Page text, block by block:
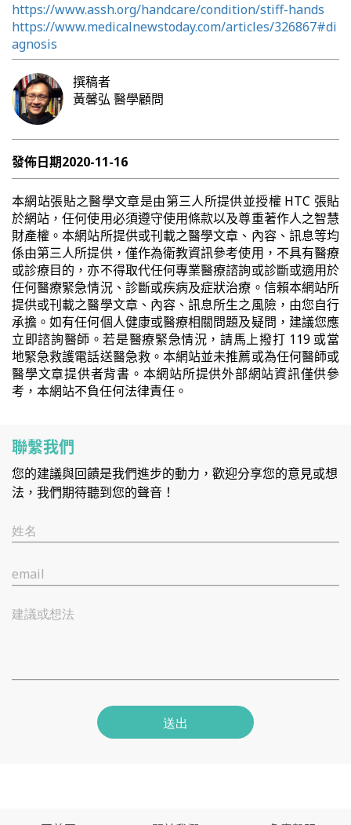
https://www.assh.org/handcare/condition/stiff-hands
https://www.medicalnewstoday.com/articles/326867#di
agnosis
撰稿者
黃馨弘 醫學顧問
發佈日期2020-11-16
本網站張貼之醫學文章是由第三人所提供並授權 HTC 張貼
於網站，任何使用必須遵守使用條款以及尊重著作人之智慧
財產權。本網站所提供或刊載之醫學文章、內容、訊息等均
係由第三人所提供，僅作為衛教資訊參考使用，不具有醫療
或診療目的，亦不得取代任何專業醫療諮詢或診斷或適用於
任何醫療緊急情況、診斷或疾病及症狀治療。信賴本網站所
提供或刊載之醫學文章、內容、訊息所生之風險，由您自行
承擔。如有任何個人健康或醫療相關問題及疑問，建議您應
立即諮詢醫師。若是醫療緊急情況，請馬上撥打 119 或當
地緊急救護電話送醫急救。本網站並未推薦或為任何醫師或
醫學文章提供者背書。本網站所提供外部網站資訊僅供參
考，本網站不負任何法律責任。
聯繫我們
您的建議與回饋是我們進步的動力，歡迎分享您的意見或想
法，我們期待聽到您的聲音！
姓名
email
建議或想法
送出